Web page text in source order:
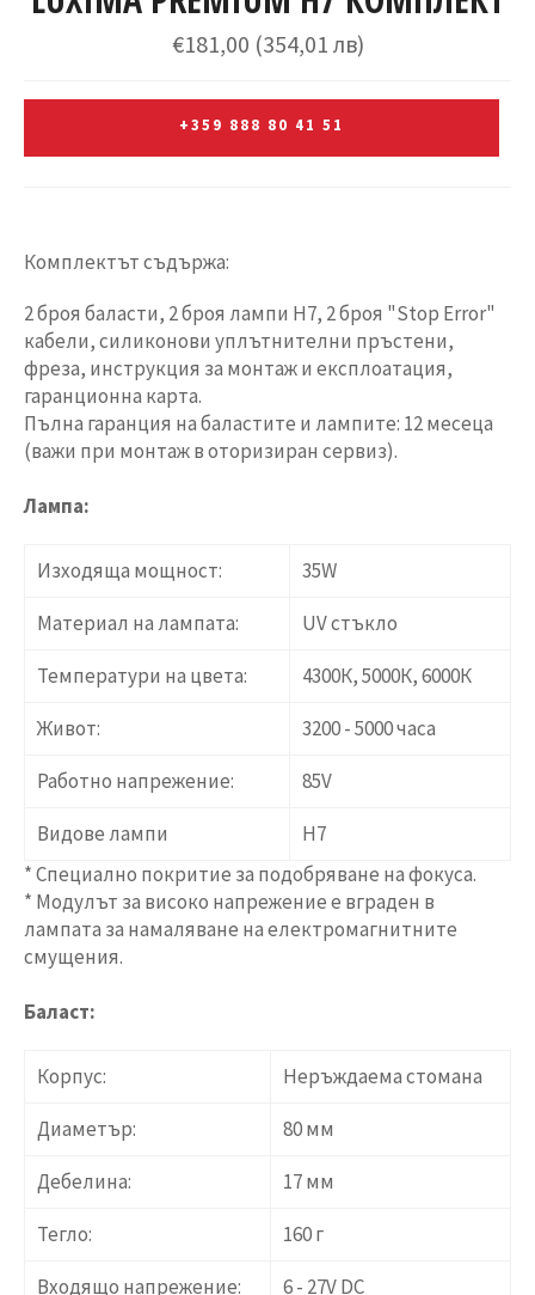
Редовна
цена
€181,00 (354,01 лв)
+359 888 80 41 51
Комплектът съдържа:
2 броя баласти, 2 броя лампи H7, 2 броя "Stop Error"
кабели, силиконови уплътнителни пръстени,
фреза, инструкция за монтаж и експлоатация,
гаранционна карта.
Пълна гаранция на баластите и лампите: 12 месеца
(важи при монтаж в оторизиран сервиз).
Лампа:
Изходяща мощност:
35W
Материал на лампата:
UV стъкло
Температури на цвета:
4300К, 5000К, 6000К
Живот:
3200 - 5000 часа
Работно напрежение:
85V
Видове лампи
Н7
* Специално покритие за подобряване на фокуса.
* Модулът за високо напрежение е вграден в
лампата за намаляване на електромагнитните
смущения.
Баласт:
Корпус:
Неръждаема стомана
Диаметър:
80 мм
Дебелина:
17 мм
Тегло:
160 г
Входящо напрежение:
6 - 27V DC